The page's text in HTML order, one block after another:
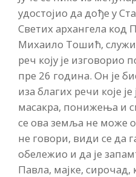
удостојио да дође у
Светих архангела код
Михаило Тошић,
реч коју је изговорио
пре 26 година. Он је
иза благих речи које
масакра, понижења и
се ова земља не може
не говори, види се да
обележио и да је
Павла, мајке, сирочад,